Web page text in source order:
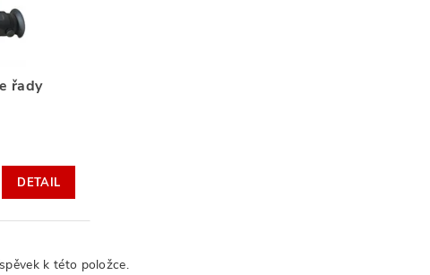
řady
DETAIL
k této položce.